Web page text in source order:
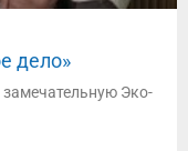
дело»
замечательную Эко-